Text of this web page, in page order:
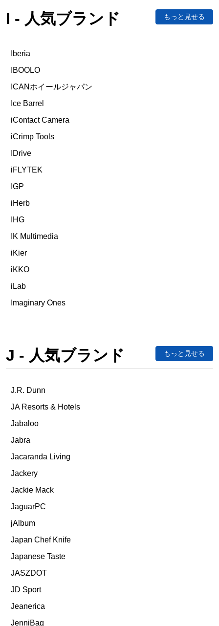
I - 人気ブランド もっと見せる
Iberia
IBOOLO
ICANホイールジャパン
Ice Barrel
iContact Camera
iCrimp Tools
IDrive
iFLYTEK
IGP
iHerb
IHG
IK Multimedia
iKier
iKKO
iLab
Imaginary Ones
J - 人気ブランド もっと見せる
J.R. Dunn
JA Resorts & Hotels
Jabaloo
Jabra
Jacaranda Living
Jackery
Jackie Mack
JaguarPC
jAlbum
Japan Chef Knife
Japanese Taste
JASZDOT
JD Sport
Jeanerica
JenniBag